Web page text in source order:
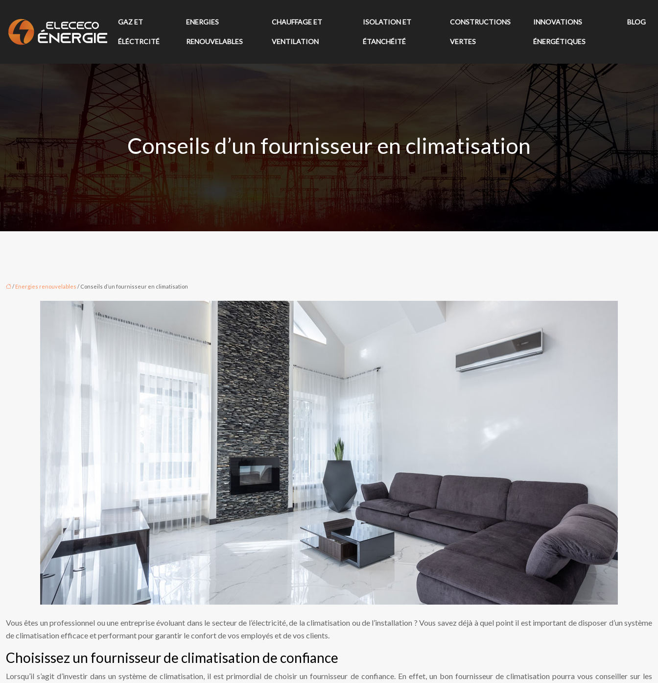
GAZ ET
ÉLÉCTRCITÉ
ENERGIES
RENOUVELABLES
CHAUFFAGE ET
VENTILATION
ISOLATION ET
ÉTANCHÉITÉ
CONSTRUCTIONS
VERTES
INNOVATIONS
ÉNERGÉTIQUES
BLOG
Conseils d’un fournisseur en climatisation
/ Energies renouvelables / Conseils d’un fournisseur en climatisation
Vous êtes un professionnel ou une entreprise évoluant dans le secteur de l’électricité, de la climatisation ou de l’installation ? Vous savez déjà à quel point il est important de disposer d’un système
de climatisation efficace et performant pour garantir le confort de vos employés et de vos clients.
Choisissez un fournisseur de climatisation de confiance
Lorsqu’il s’agit d’investir dans un système de climatisation, il est primordial de choisir un fournisseur de confiance. En effet, un bon fournisseur de climatisation pourra vous conseiller sur les